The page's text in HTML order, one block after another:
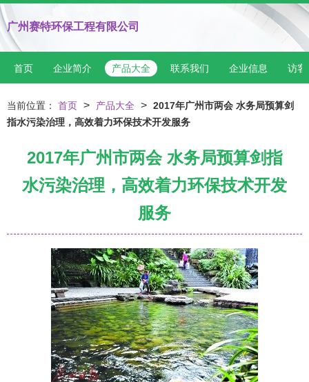
广州赛特环保工程有限公司
首页 企业简介 产品大全 联系我们 企业信息 访客
当前位置： 首页 > 产品大全 > 2017年广州市两会 水务局预算剑
指水污染治理，高效着力环保技术开发服务
2017年广州市两会 水务局预算剑指
水污染治理，高效着力环保技术开发
服务